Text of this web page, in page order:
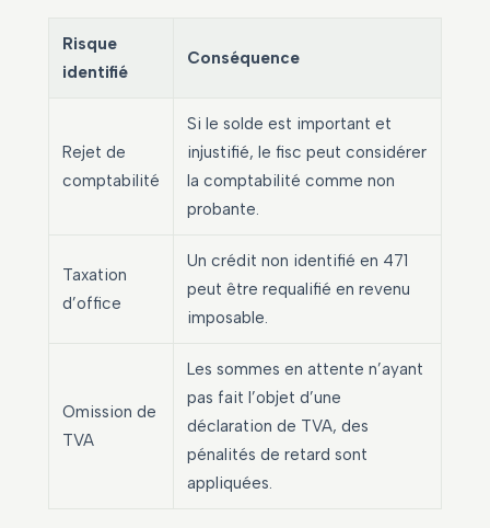
Risque
identifié
Conséquence
Rejet de
comptabilité
Si le solde est important et
injustifié, le fisc peut considérer
la comptabilité comme non
probante.
Taxation
d’office
Un crédit non identifié en 471
peut être requalifié en revenu
imposable.
Omission de
TVA
Les sommes en attente n’ayant
pas fait l’objet d’une
déclaration de TVA, des
pénalités de retard sont
appliquées.